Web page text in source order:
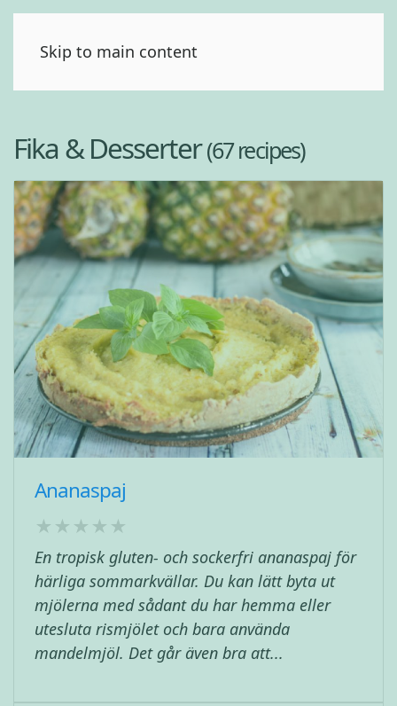
Skip to main content
Fika & Desserter(67 recipes)
Ananaspaj
En tropisk gluten- och sockerfri ananaspaj för
härliga sommarkvällar. Du kan lätt byta ut
mjölerna med sådant du har hemma eller
utesluta rismjölet och bara använda
mandelmjöl. Det går även bra att...